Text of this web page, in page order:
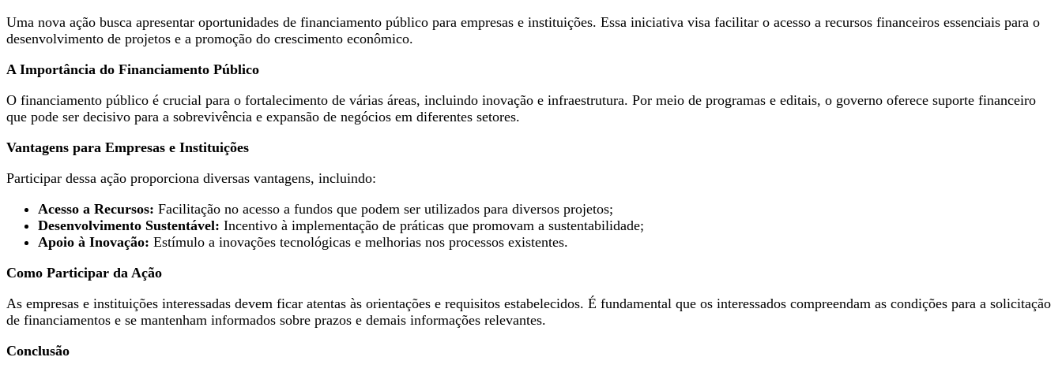
Uma nova ação busca apresentar oportunidades de financiamento público para empresas e instituições. Essa iniciativa visa facilitar o acesso a recursos financeiros essenciais para o
desenvolvimento de projetos e a promoção do crescimento econômico.
A Importância do Financiamento Público
O financiamento público é crucial para o fortalecimento de várias áreas, incluindo inovação e infraestrutura. Por meio de programas e editais, o governo oferece suporte financeiro
que pode ser decisivo para a sobrevivência e expansão de negócios em diferentes setores.
Vantagens para Empresas e Instituições
Participar dessa ação proporciona diversas vantagens, incluindo:
Acesso a Recursos: Facilitação no acesso a fundos que podem ser utilizados para diversos projetos;
Desenvolvimento Sustentável: Incentivo à implementação de práticas que promovam a sustentabilidade;
Apoio à Inovação: Estímulo a inovações tecnológicas e melhorias nos processos existentes.
Como Participar da Ação
As empresas e instituições interessadas devem ficar atentas às orientações e requisitos estabelecidos. É fundamental que os interessados compreendam as condições para a solicitação
de financiamentos e se mantenham informados sobre prazos e demais informações relevantes.
Conclusão